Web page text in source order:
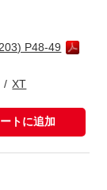
P48-49
XT
トに追加